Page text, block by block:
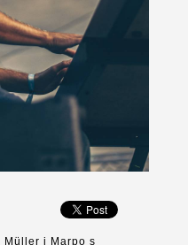
Müller i Marpo s